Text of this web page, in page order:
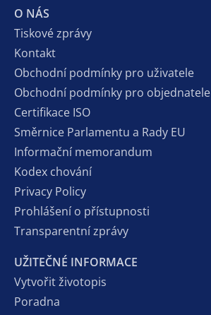
O NÁS
Tiskové zprávy
Kontakt
Obchodní podmínky pro uživatele
Obchodní podmínky pro objednatele
Certifikace ISO
Směrnice Parlamentu a Rady EU
Informační memorandum
Kodex chování
Privacy Policy
Prohlášení o přístupnosti
Transparentní zprávy
UŽITEČNÉ INFORMACE
Vytvořit životopis
Poradna